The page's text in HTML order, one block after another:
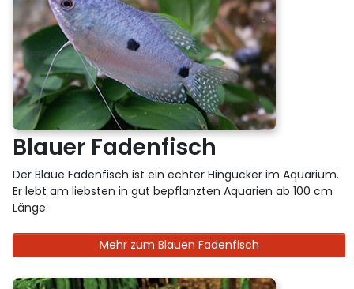
Blauer Fadenfisch
Der Blaue Fadenfisch ist ein echter Hingucker im Aquarium.
Er lebt am liebsten in gut bepflanzten Aquarien ab 100 cm
Länge.
Mehr zum Blauen Fadenfisch